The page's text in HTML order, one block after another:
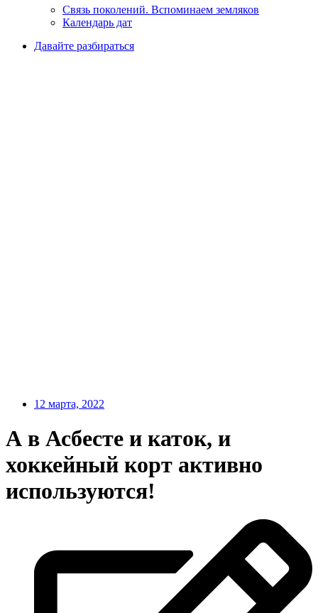
Связь поколений. Вспоминаем земляков
Календарь дат
Давайте разбираться
12 марта, 2022
А в Асбесте и каток, и
хоккейный корт активно
используются!